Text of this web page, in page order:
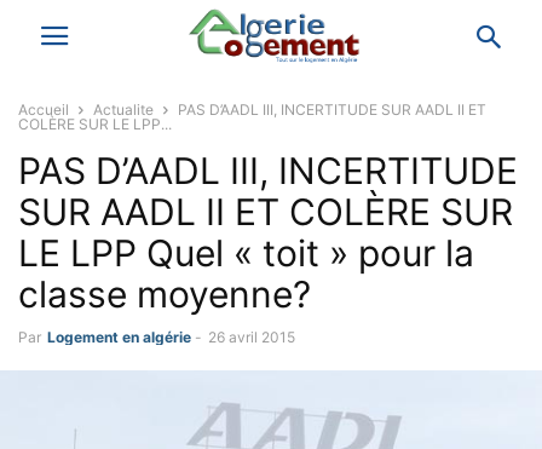
Accueil Actualite
PAS D’AADL III, INCERTITUDE SUR AADL II ET
COLÈRE SUR LE LPP...
PAS D’AADL III, INCERTITUDE
SUR AADL II ET COLÈRE SUR
LE LPP Quel « toit » pour la
classe moyenne?
Par Logement en algérie - 26 avril 2015